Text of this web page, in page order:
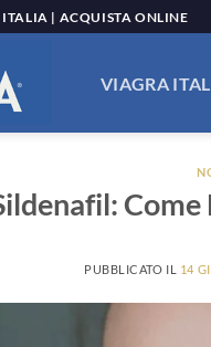
| ACQUISTA ONLINE
VIAGRA
PUBBLICATO IL 14